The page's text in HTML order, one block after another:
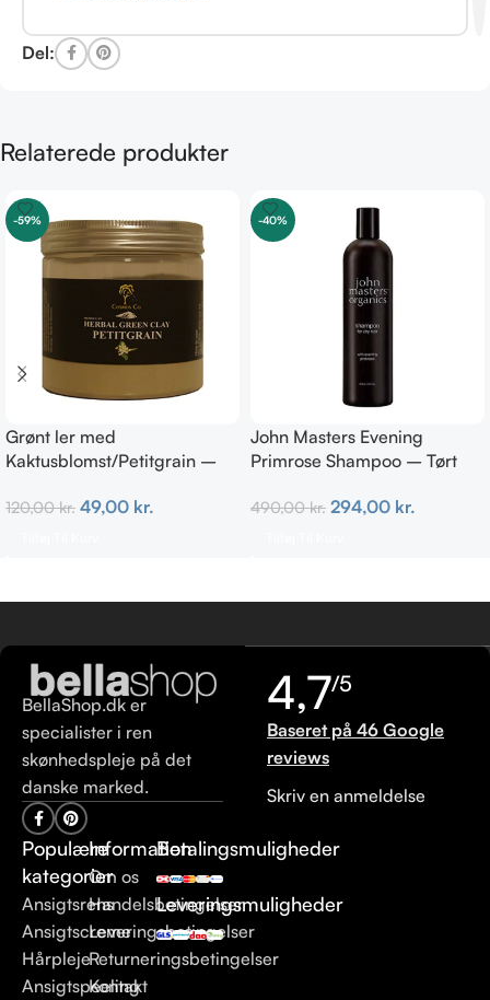
Del:
Relaterede produkter
-59%
Grønt ler med
Kaktusblomst/Petitgrain –
120,00kr. 49,00 kr.
-40%
John Masters Evening
Primrose Shampoo – Tørt
490,00kr. 294,00 kr.
BellaShop.dk er
specialister i ren
skønhedspleje på det
danske marked.
Populære
kategorier
Ansigtsrens
Ansigtscreme
Hårpleje
Ansigtspeeling
Information
Om os
Handelsbetingelser
Leveringsbetingelser
Returneringsbetingelser
Kontakt
Betalingsmuligheder
Leveringsmuligheder
4,7/5
Baseret på 46 Google
reviews
Skriv en anmeldelse